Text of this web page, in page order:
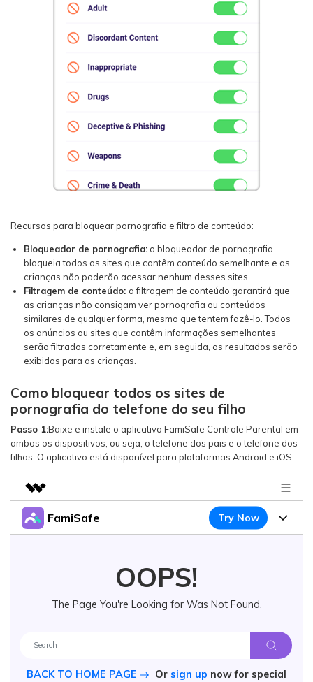
Recursos para bloquear pornografia e filtro de conteúdo:
Bloqueador de pornografia: o bloqueador de pornografia
bloqueia todos os sites que contêm conteúdo semelhante e as
crianças não poderão acessar nenhum desses sites.
Filtragem de conteúdo: a filtragem de conteúdo garantirá que
as crianças não consigam ver pornografia ou conteúdos
similares de qualquer forma, mesmo que tentem fazê-lo. Todos
os anúncios ou sites que contêm informações semelhantes
serão filtrados corretamente e, em seguida, os resultados serão
exibidos para as crianças.
Como bloquear todos os sites de
pornografia do telefone do seu filho
Passo 1:Baixe e instale o aplicativo FamiSafe Controle Parental em
ambos os dispositivos, ou seja, o telefone dos pais e o telefone dos
filhos. O aplicativo está disponível para plataformas Android e iOS.
Featured Products
Solutions
FamiSafe Try Now
FamiSafe
Content Safety
Location Service
Location Tracker
OOPS!
The Page You're Looking for Was Not Found.
BACK TO HOME PAGE Or sign up now for special